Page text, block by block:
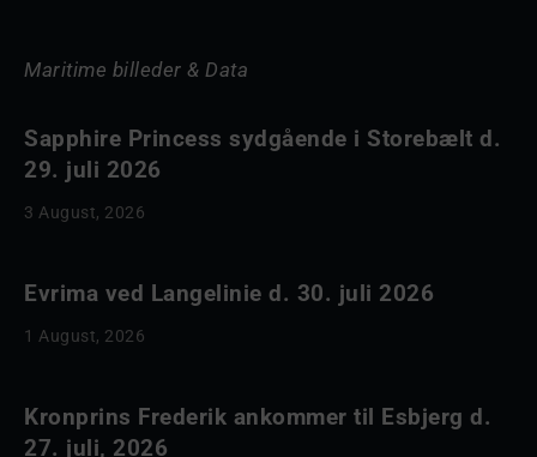
Maritime billeder & Data
Sapphire Princess sydgående i Storebælt d.
29. juli 2026
3 August, 2026
Evrima ved Langelinie d. 30. juli 2026
1 August, 2026
Kronprins Frederik ankommer til Esbjerg d.
27. juli, 2026